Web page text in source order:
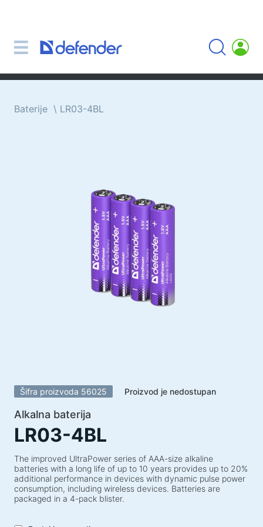
Setovi (tipkovnica + miš)
Tipkovnice
Slušalice za mobilne uređaje
Računalne slušalice
Slušalice s mikrofonom
Zvučnički sustavi
Zvučnički sustavi 5.1
Gramofoni
Zvučnički sustavi 1.0
Serija opreme za igre
Gaming volani
Stolice za igre
Kombinacije za igre
Baterije LR03-4BL
Šifra proizvoda 56025 Proizvod je nedostupan
Alkalna baterija
LR03-4BL
The improved UltraPower series of AAA-size alkaline
batteries with a long life of up to 10 years provides up to 20%
additional performance in devices with dynamic pulse power
consumption, including wireless devices. Batteries are
packaged in a 4-pack blister.